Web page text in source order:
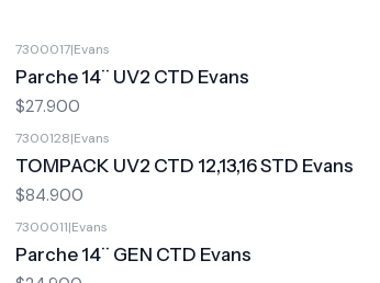
7300017|Evans
Parche 14¨ UV2 CTD Evans
$27.900
7300128|Evans
TOMPACK UV2 CTD 12,13,16 STD Evans
$84.900
7300011|Evans
Parche 14¨ GEN CTD Evans